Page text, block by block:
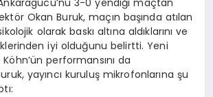
3-0 yendiği maçtan
Okan Buruk, maçın başında atılan
olarak baskı altına aldıklarını ve
iyi olduğunu belirtti. Yeni
performansını da
yayıncı kuruluş mikrofonlarına şu